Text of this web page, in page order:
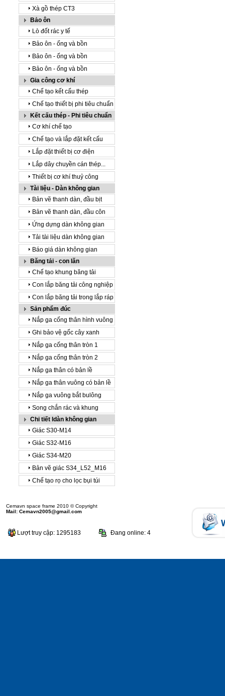
Xà gồ thép CT3
Bảo ôn
Lò đốt rác y tế
Bảo ôn - ống và bồn
Bảo ôn - ống và bồn
Bảo ôn - ống và bồn
Gia công cơ khí
Chế tạo kết cấu thép
Chế tạo thiết bị phi tiêu chuẩn
Kết cấu thép - Phi tiêu chuẩn
Cơ khí chế tạo
Chế tạo và lắp đặt kết cấu
Lắp đặt thiết bị cơ điện
Lắp dây chuyền cán thép...
Thiết bị cơ khí thuỷ công
Tài liệu - Dàn không gian
Bản vẽ thanh dàn, đầu bịt
Bản vẽ thanh dàn, đầu côn
Ứng dựng dàn không gian
Tải tài liệu dàn không gian
Báo giá dàn không gian
Băng tải - con lăn
Chế tạo khung băng tải
Con lắp băng tải công nghiệp
Con lắp băng tải trong lắp ráp
Sản phẩm đúc
Nắp ga cống thân hình vuông
Ghi bảo vệ gốc cây xanh
Nắp ga cống thân tròn 1
Nắp ga cống thân tròn 2
Nắp ga thân có bản lề
Nắp ga thân vuông có bản lề
Nắp ga vuông bắt bulông
Song chắn rác và khung
Chi tiết ldàn không gian
Giác S30-M14
Giác S32-M16
Giác S34-M20
Bản vẽ giác S34_L52_M16
Chế tạo rọ cho lọc bụi túi
Cemavn space frame 2010 © Copyright
Mail: Cemavn2005@gmail.com
Lượt truy cập: 1295183 Đang online: 4